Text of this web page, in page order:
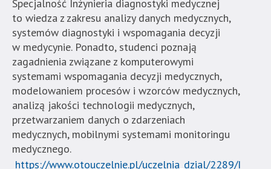
Specjalność Inżynieria diagnostyki medycznej
to wiedza z zakresu analizy danych medycznych,
systemów diagnostyki i wspomagania decyzji
w medycynie. Ponadto, studenci poznają
zagadnienia związane z komputerowymi
systemami wspomagania decyzji medycznych,
modelowaniem procesów i wzorców medycznych,
analizą jakości technologii medycznych,
przetwarzaniem danych o zdarzeniach
medycznych, mobilnymi systemami monitoringu
medycznego.
https://www.otouczelnie.pl/uczelnia_dzial/2289/